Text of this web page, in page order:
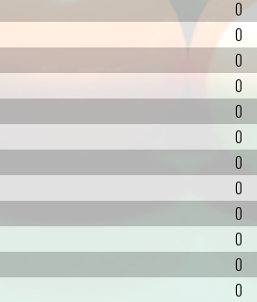
0
0
0
0
0
0
0
0
0
0
0
0